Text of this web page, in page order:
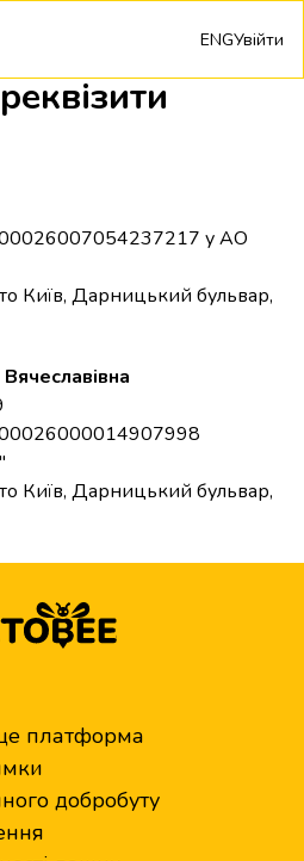
ENGУвійти
у АО
Київ, Дарницький бульвар,
Київ, Дарницький бульвар,
платформа
добробуту